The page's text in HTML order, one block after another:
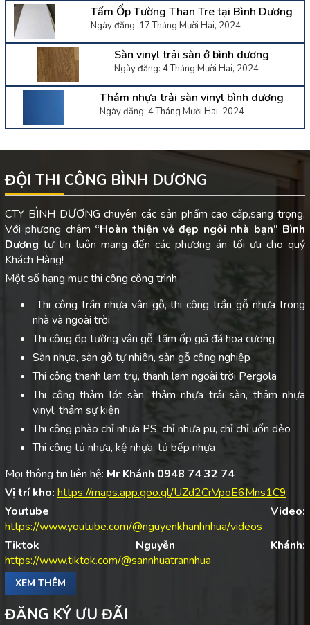
Tấm Ốp Tường Than Tre tại Bình Dương
Ngày đăng: 17 Tháng Mười Hai, 2024
Sàn vinyl trải sàn ở bình dương
Ngày đăng: 4 Tháng Mười Hai, 2024
Thảm nhựa trải sàn vinyl bình dương
Ngày đăng: 4 Tháng Mười Hai, 2024
ĐỘI THI CÔNG BÌNH DƯƠNG
CTY BÌNH DƯƠNG chuyên các sản phẩm cao cấp,sang trọng.
Với phương châm “Hoàn thiện vẻ đẹp ngôi nhà bạn” Bình
Dươngtự tin luôn mang đến các phương án tối ưu cho quý
Khách Hàng!
Một số hạng mục thi công công trình
Thi công trần nhựa vân gỗ, thi công trần gỗ nhựa trong
nhà và ngoài trời
Thi công ốp tường vân gỗ, tấm ốp giả đá hoa cương
Sàn nhựa, sàn gỗ tự nhiên, sàn gỗ công nghiệp
Thi công thanh lam trụ, thanh lam ngoài trời Pergola
Thi công thảm lót sàn, thảm nhựa trải sàn, thảm nhựa
vinyl, thảm sự kiện
Thi công phào chỉ nhựa PS, chỉ nhựa pu, chỉ chỉ uốn dẻo
Thi công tủ nhựa, kệ nhựa, tủ bếp nhựa
Mọi thông tin liên hệ: Mr Khánh 0948 74 32 74
Vị trí kho: https://maps.app.goo.gl/UZd2CrVpoE6Mns1C9
Youtube Video:
https://www.youtube.com/@nguyenkhanhnhua/videos
Tiktok Nguyễn Khánh:
https://www.tiktok.com/@sannhuatrannhua
XEM THÊM
ĐĂNG KÝ ƯU ĐÃI